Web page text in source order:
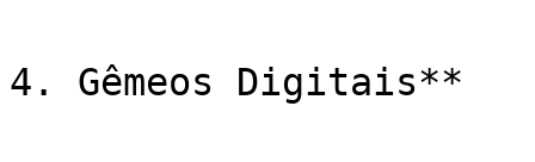
4. Gêmeos Digitais**